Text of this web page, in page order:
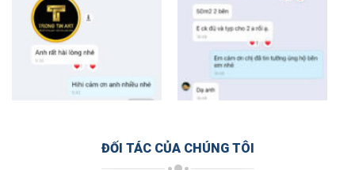
ĐỐI TÁC CỦA CHÚNG TÔI